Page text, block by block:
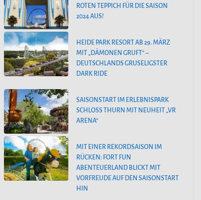
ROTEN TEPPICH FÜR DIE SAISON
2024 AUS!
HEIDE PARK RESORT AB 29. MÄRZ
MIT „DÄMONEN GRUFT“ –
DEUTSCHLANDS GRUSELIGSTER
DARK RIDE
SAISONSTART IM ERLEBNISPARK
SCHLOSS THURN MIT NEUHEIT „VR
ARENA“
MIT EINER REKORDSAISON IM
RÜCKEN: FORT FUN
ABENTEUERLAND BLICKT MIT
VORFREUDE AUF DEN SAISONSTART
HIN